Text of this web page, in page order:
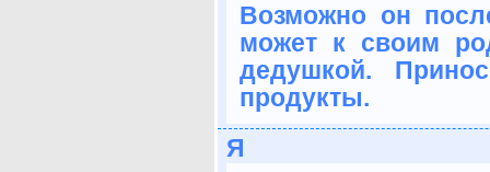
Возможно он
может к своим
дедушкой.
продукты.
Я